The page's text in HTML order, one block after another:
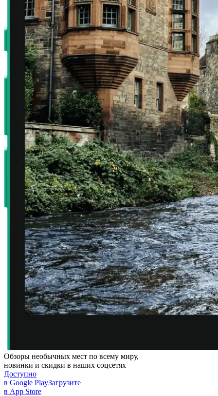
Обзоры необычных мест по всему миру,
новинки и скидки в наших соцсетях
Доступно
в Google PlayЗагрузите
в App Store